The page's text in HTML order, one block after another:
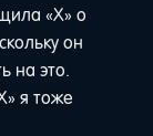
«Х» о
он
на это.
я тоже